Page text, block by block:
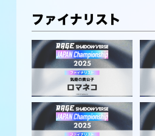
ファイナリスト